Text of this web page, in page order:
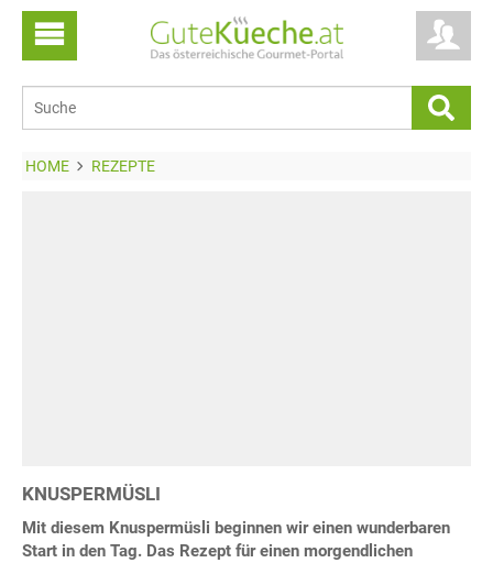
HOME REZEPTE
KNUSPERMÜSLI
Mit diesem Knuspermüsli beginnen wir einen wunderbaren
Start in den Tag. Das Rezept für einen morgendlichen